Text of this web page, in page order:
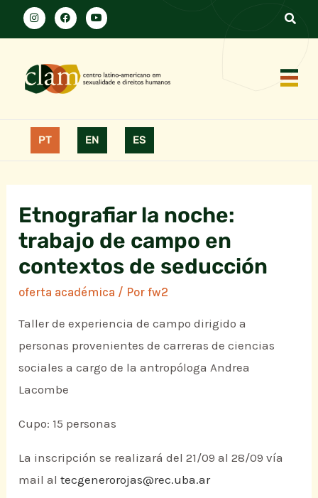
PT EN ES
Etnografiar la noche:
trabajo de campo en
contextos de seducción
oferta académica / Porfw2
Taller de experiencia de campo dirigido a
personas provenientes de carreras de ciencias
sociales a cargo de la antropóloga Andrea
Lacombe
Cupo: 15 personas
La inscripción se realizará del 21/09 al 28/09 vía
mail altecgenerorojas@rec.uba.ar